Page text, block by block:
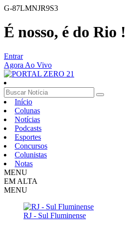
G-87LMNJR9S3
É nosso, é do Rio !
Entrar
Agora Ao Vivo
Início
Colunas
Notícias
Podcasts
Esportes
Concursos
Colunistas
Notas
MENU
EM ALTA
MENU
RJ - Sul Fluminense